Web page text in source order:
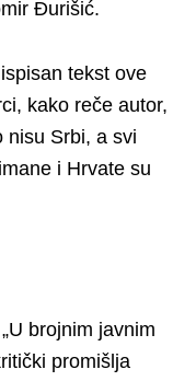
Đurišić.
tekst ove
kako reče autor,
nisu Srbi, a svi
i Hrvate su
brojnim javnim
promišlja